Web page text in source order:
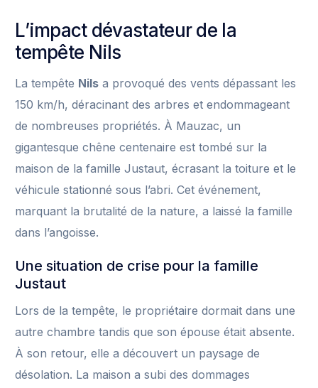
L’impact dévastateur de la
tempête Nils
La tempête Nils a provoqué des vents dépassant les
150 km/h, déracinant des arbres et endommageant
de nombreuses propriétés. À Mauzac, un
gigantesque chêne centenaire est tombé sur la
maison de la famille Justaut, écrasant la toiture et le
véhicule stationné sous l’abri. Cet événement,
marquant la brutalité de la nature, a laissé la famille
dans l’angoisse.
Une situation de crise pour la famille
Justaut
Lors de la tempête, le propriétaire dormait dans une
autre chambre tandis que son épouse était absente.
À son retour, elle a découvert un paysage de
désolation. La maison a subi des dommages